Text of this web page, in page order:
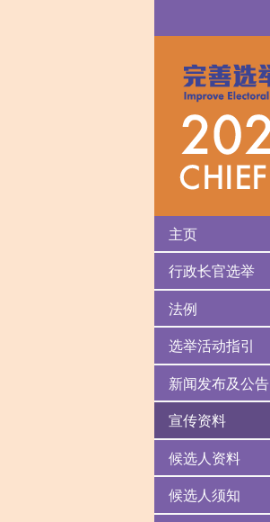
主页
行政长官选举
法例
选举活动指引
新闻发布及公告
宣传资料
候选人资料
候选人须知